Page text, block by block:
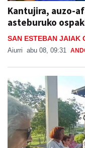
Kantujira, auzo-
asteburuko
SAN ESTEBAN JAIAK
Aiurri abu 08, 09:31